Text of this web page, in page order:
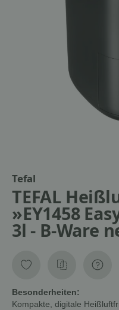
Tefal
TEFAL
»EY1458
3l - B-Ware
Besonderheiten:
Kompakte, digitale